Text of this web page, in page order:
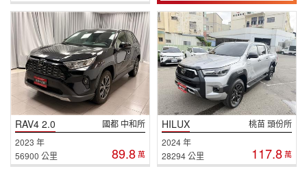
RAV4 2.0
國都 中和所
2023 年
56900 公里
89.8 萬
HILUX
桃苗 頭份所
2024 年
28294 公里
117.8 萬